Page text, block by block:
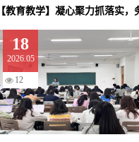
【教育教学】凝心聚力抓落实
18
2026.05
12